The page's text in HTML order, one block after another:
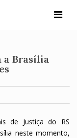
a Brasília
de Justiça do RS
neste momento,